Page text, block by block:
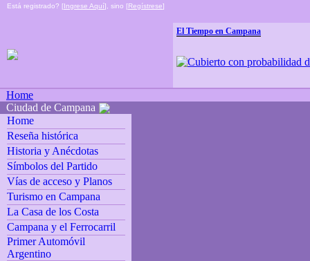
Está registrado? [Ingrese Aquí], sino [Regístrese]
El Tiempo en Campana
Home
Ciudad de Campana
Home
Reseña histórica
Historia y Anécdotas
Símbolos del Partido
Vías de acceso y Planos
Turismo en Campana
La Casa de los Costa
Campana y el Ferrocarril
Primer Automóvil
Argentino